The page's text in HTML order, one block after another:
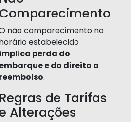
não comparecimento no
estabelecido
perda do
e do direito a
.
de Tarifas
Alterações